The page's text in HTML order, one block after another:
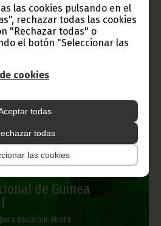
las cookies pulsando en el
rechazar todas las cookies
"Rechazar todas" o
el botón "Seleccionar las
cookies
todas
todas
las cookies
Instituciones
de Guinea Ecuatorial
de Guinea
escuchar ahora